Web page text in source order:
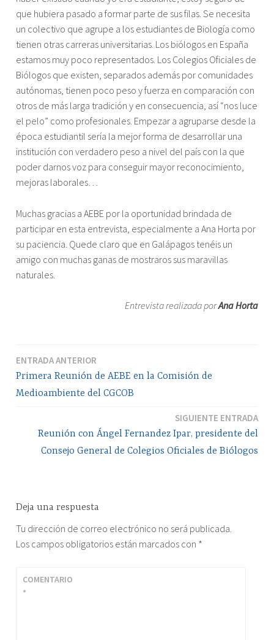
que hubiera pasado a formar parte de sus filas. Se necesita
un colectivo que agrupe a los estudiantes de Biología como
tienen otras carreras universitarias. Los biólogos en España
estamos muy poco representados. Los Colegios Oficiales de
Biólogos que existen, separados además por comunidades
autónomas, tienen poco peso y fuerza en comparación con
otros de más larga tradición y en consecuencia, así “nos luce
el pelo” como profesionales. Empezar a agruparse desde la
época estudiantil sería la mejor forma de desarrollar una
institución con verdadero peso a nivel del país con la que
poder darnos voz para conseguir mayor reconocimiento,
mejoras laborales…
Muchas gracias a AEBE por la oportunidad brindada de
participar en esta entrevista, especialmente a Ana Horta por
su paciencia. Quede claro que en Galápagos tenéis un
amigo con muchas ganas de mostraros sus maravillas
naturales.
Entrevista realizada porAna Horta
Navegación
ENTRADA ANTERIOR
Primera Reunión de AEBE en la Comisión de
Medioambiente del CGCOB
SIGUIENTE ENTRADA
Reunión con Ángel Fernandez Ipar, presidente del
Consejo General de Colegios Oficiales de Biólogos
Deja una respuesta
Tu dirección de correo electrónico no será publicada.
Los campos obligatorios están marcados con *
COMENTARIO
*